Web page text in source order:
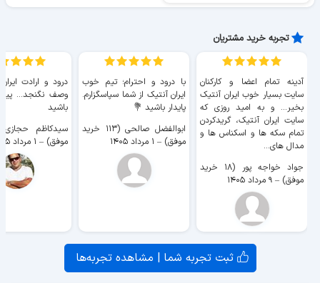
تجربه خرید مشتریان
آدینه تمام اعضا و کارکنان
سایت بسیار خوب ايران آنتیک
بخیر... و به امید روزی که
سایت ايران آنتیک، گریدکردن
تمام سکه ها و اسکناس ها و
مدال های...
جواد خواجه پور (۱۸ خرید
موفق) – ۹ مرداد ۱۴۰۵
با درود و احترام؛ تیم خوب
ایران آنتیک از شما سپاسگزارم.
پایدار باشید 💐
ابوالفضل صالحی (۱۱۳ خرید
موفق) – ۱ مرداد ۱۴۰۵
درود و ارادت
وصف نگنجد...
باشید
موفق) – ۱ مرداد ۱۴۰۵
ثبت تجربه شما | مشاهده تجربه‌ها